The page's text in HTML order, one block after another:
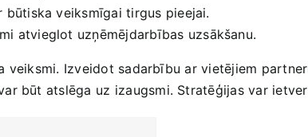
būtiska veiksmīgai tirgus pieejai.
atvieglot‍ uzņēmējdarbības uzsākšanu.
Izveidot sadarbību ar vietējiem
būt atslēga ⁤uz izaugsmi. Stratēģijas var